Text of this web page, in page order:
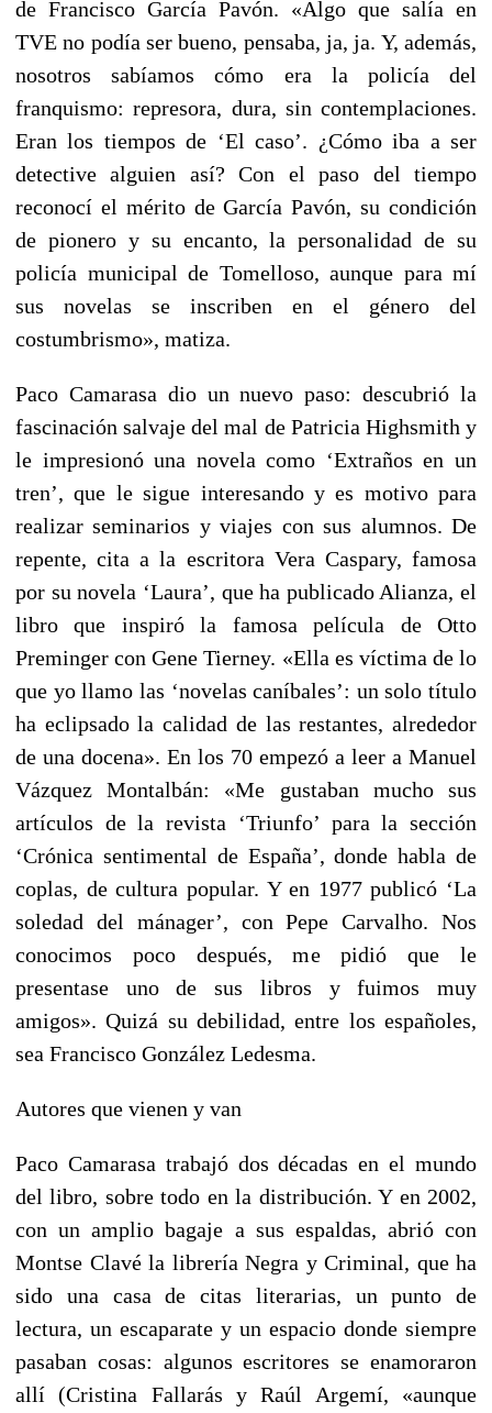
de Francisco García Pavón. «Algo que salía en
TVE no podía ser bueno, pensaba, ja, ja. Y, además,
nosotros sabíamos cómo era la policía del
franquismo: represora, dura, sin contemplaciones.
Eran los tiempos de ‘El caso’. ¿Cómo iba a ser
detective alguien así? Con el paso del tiempo
reconocí el mérito de García Pavón, su condición
de pionero y su encanto, la personalidad de su
policía municipal de Tomelloso, aunque para mí
sus novelas se inscriben en el género del
costumbrismo», matiza.
Paco Camarasa dio un nuevo paso: descubrió la
fascinación salvaje del mal de Patricia Highsmith y
le impresionó una novela como ‘Extraños en un
tren’, que le sigue interesando y es motivo para
realizar seminarios y viajes con sus alumnos. De
repente, cita a la escritora Vera Caspary, famosa
por su novela ‘Laura’, que ha publicado Alianza, el
libro que inspiró la famosa película de Otto
Preminger con Gene Tierney. «Ella es víctima de lo
que yo llamo las ‘novelas caníbales’: un solo título
ha eclipsado la calidad de las restantes, alrededor
de una docena». En los 70 empezó a leer a Manuel
Vázquez Montalbán: «Me gustaban mucho sus
artículos de la revista ‘Triunfo’ para la sección
‘Crónica sentimental de España’, donde habla de
coplas, de cultura popular. Y en 1977 publicó ‘La
soledad del mánager’, con Pepe Carvalho. Nos
conocimos poco después, me pidió que le
presentase uno de sus libros y fuimos muy
amigos». Quizá su debilidad, entre los españoles,
sea Francisco González Ledesma.
Autores que vienen y van
Paco Camarasa trabajó dos décadas en el mundo
del libro, sobre todo en la distribución. Y en 2002,
con un amplio bagaje a sus espaldas, abrió con
Montse Clavé la librería Negra y Criminal, que ha
sido una casa de citas literarias, un punto de
lectura, un escaparate y un espacio donde siempre
pasaban cosas: algunos escritores se enamoraron
allí (Cristina Fallarás y Raúl Argemí, «aunque